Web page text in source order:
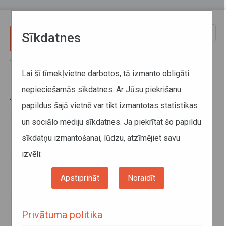
Sākums
Aktuālā informācija
03. decembris 2025, 15:26
Par ziemas riepām un to aprīkošanu ar ķēdēm ziemas
sezonā Austrijā
03. decembris 2025, 10:35
Par ziemas riepām un to aprīkošanu ar ķēdēm ziemas
sezonā Norvēģijā
02. decembris 2025, 10:19
26. novembris 2025, 16:28
Sīkdatnes
Lai šī tīmekļvietne darbotos, tā izmanto obligāti
nepieciešamās sīkdatnes. Ar Jūsu piekrišanu
papildus šajā vietnē var tikt izmantotas statistikas
un sociālo mediju sīkdatnes. Ja piekrītat šo papildu
sīkdatņu izmantošanai, lūdzu, atzīmējiet savu
izvēli:
Apstiprināt Noraidīt
Privātuma politika